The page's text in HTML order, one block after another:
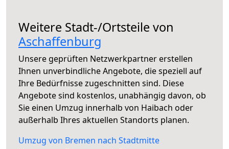
Weitere Stadt-/Ortsteile von
Aschaffenburg
Unsere geprüften Netzwerkpartner erstellen
Ihnen unverbindliche Angebote, die speziell auf
Ihre Bedürfnisse zugeschnitten sind. Diese
Angebote sind kostenlos, unabhängig davon, ob
Sie einen Umzug innerhalb von Haibach oder
außerhalb Ihres aktuellen Standorts planen.
Umzug von Bremen nach Stadtmitte